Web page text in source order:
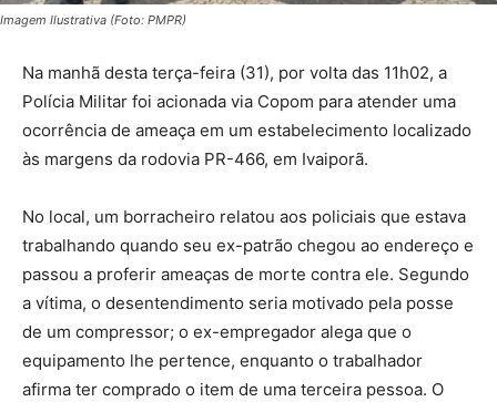
Imagem Ilustrativa (Foto: PMPR)
Na manhã desta terça-feira (31), por volta das 11h02, a
Polícia Militar foi acionada via Copom para atender uma
ocorrência de ameaça em um estabelecimento localizado
às margens da rodovia PR-466, em Ivaiporã.
No local, um borracheiro relatou aos policiais que estava
trabalhando quando seu ex-patrão chegou ao endereço e
passou a proferir ameaças de morte contra ele. Segundo
a vítima, o desentendimento seria motivado pela posse
de um compressor; o ex-empregador alega que o
equipamento lhe pertence, enquanto o trabalhador
afirma ter comprado o item de uma terceira pessoa. O